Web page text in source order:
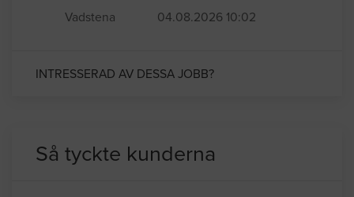
Vadstena 04.08.2026 10:02
INTRESSERAD AV DESSA JOBB?
Så tyckte kunderna